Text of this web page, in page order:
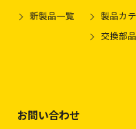
新製品一覧
製品カ
交換部
お問い合わせ